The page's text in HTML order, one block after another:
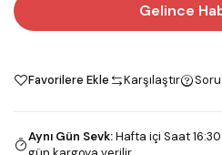
Gelince
Favorilere Ekle Karşılaştır
Aynı Gün Sevk:Hafta içi Saat